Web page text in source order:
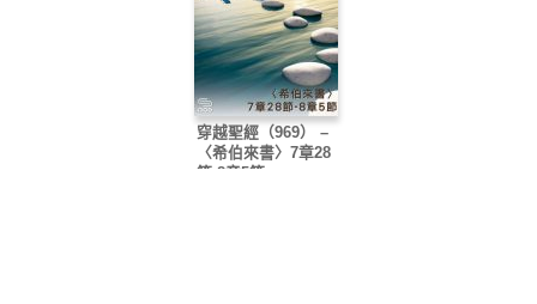
穿越聖經（969） –
〈希伯來書〉7章28
節-8章5節